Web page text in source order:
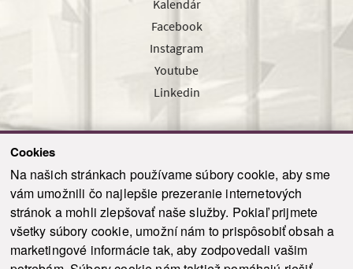
Cookies
Na našich stránkach používame súbory cookie, aby sme
vám umožnili čo najlepšie prezeranie internetových
stránok a mohli zlepšovať naše služby. Pokiaľ prijmete
všetky súbory cookie, umožní nám to prispôsobiť obsah a
marketingové informácie tak, aby zodpovedali vašim
Kalendár
Facebook
Instagram
Youtube
Linkedin
Odoslať